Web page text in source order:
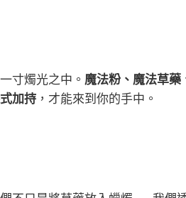
寸燭光之中。 魔法粉、魔法草
加持 ，才能來到你的手中。